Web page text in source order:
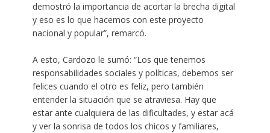
demostró la importancia de acortar la brecha digital
y eso es lo que hacemos con este proyecto
nacional y popular”, remarcó.
A esto, Cardozo le sumó: “Los que tenemos
responsabilidades sociales y políticas, debemos ser
felices cuando el otro es feliz, pero también
entender la situación que se atraviesa. Hay que
estar ante cualquiera de las dificultades, y estar acá
y ver la sonrisa de todos los chicos y familiares,